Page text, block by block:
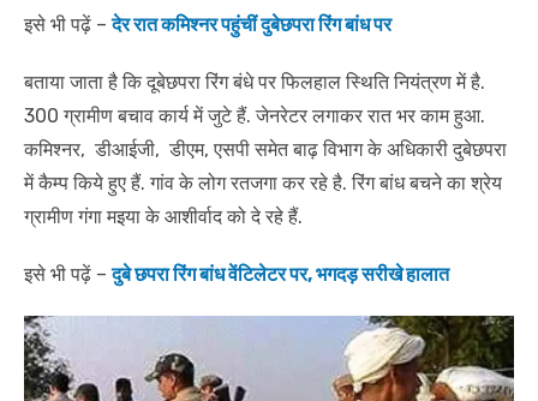
इसे भी पढ़ें –देर रात कमिश्नर पहुंचीं दुबेछपरा रिंग बांध पर
बताया जाता है कि दूबेछपरा रिंग बंधे पर फिलहाल स्थिति नियंत्रण में है.
300 ग्रामीण बचाव कार्य में जुटे हैं. जेनरेटर लगाकर रात भर काम हुआ.
कमिश्नर, डीआईजी, डीएम, एसपी समेत बाढ़ विभाग के अधिकारी दुबेछपरा
में कैम्प किये हुए हैं. गांव के लोग रतजगा कर रहे है. रिंग बांध बचने का श्रेय
ग्रामीण गंगा मइया के आशीर्वाद को दे रहे हैं.
इसे भी पढ़ें –दुबे छपरा रिंग बांध वेंटिलेटर पर, भगदड़ सरीखे हालात